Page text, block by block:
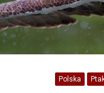
Polska